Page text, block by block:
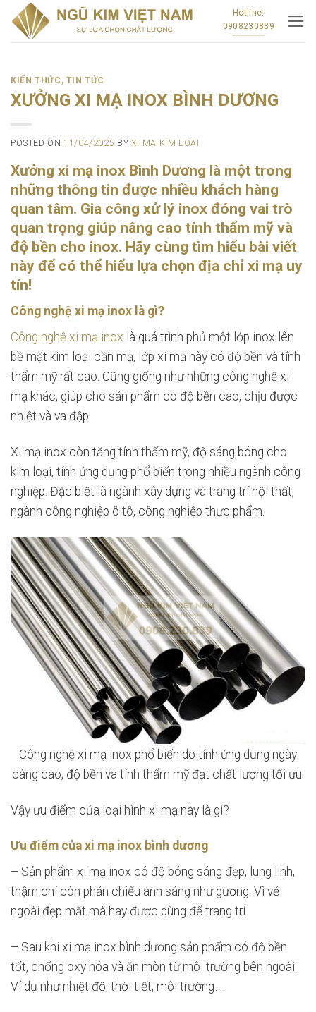
Skip
Hotline:
0908230839
KIẾN THỨC , TIN TỨC
XƯỞNG XI MẠ INOX BÌNH DƯƠNG
POSTED ON11/04/2025 BY XI MẠ KIM LOẠI
Xưởng xi mạ inox Bình Dương là một trong
những thông tin được nhiều khách hàng
quan tâm. Gia công xử lý inox đóng vai trò
quan trọng giúp nâng cao tính thẩm mỹ và
độ bền cho inox. Hãy cùng tìm hiểu bài viết
này để có thể hiểu lựa chọn địa chỉ xi mạ uy
tín!
Công nghệ xi mạ inox là gì?
Công nghệ xi mạ inox là quá trình phủ một lớp inox lên
bề mặt kim loại cần mạ, lớp xi mạ này có độ bền và tính
thẩm mỹ rất cao. Cũng giống như những công nghệ xi
mạ khác, giúp cho sản phẩm có độ bền cao, chịu được
nhiệt và va đập.
Xi mạ inox còn tăng tính thẩm mỹ, độ sáng bóng cho
kim loại, tính ứng dụng phổ biến trong nhiều ngành công
nghiệp. Đặc biệt là ngành xây dựng và trang trí nội thất,
ngành công nghiệp ô tô, công nghiệp thực phẩm.
Công nghệ xi mạ inox phổ biến do tính ứng dụng ngày
càng cao, độ bền và tính thẩm mỹ đạt chất lượng tối ưu.
Vậy ưu điểm của loại hình xi mạ này là gì?
Ưu điểm của xi mạ inox bình dương
– Sản phẩm xi mạ inox có độ bóng sáng đẹp, lung linh,
thậm chí còn phản chiếu ánh sáng như gương. Vì vẻ
ngoài đẹp mắt mà hay được dùng để trang trí.
– Sau khi xi mạ inox bình dương sản phẩm có độ bền
tốt, chống oxy hóa và ăn mòn từ môi trường bên ngoài.
Ví dụ như nhiệt độ, thời tiết, môi trường…